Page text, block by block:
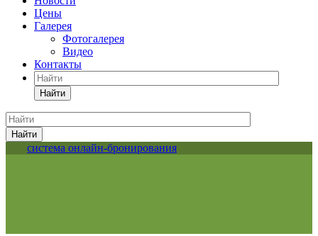
Цены
Галерея
Фотогалерея
Видео
Контакты
Найти
Найти
система онлайн-бронирования